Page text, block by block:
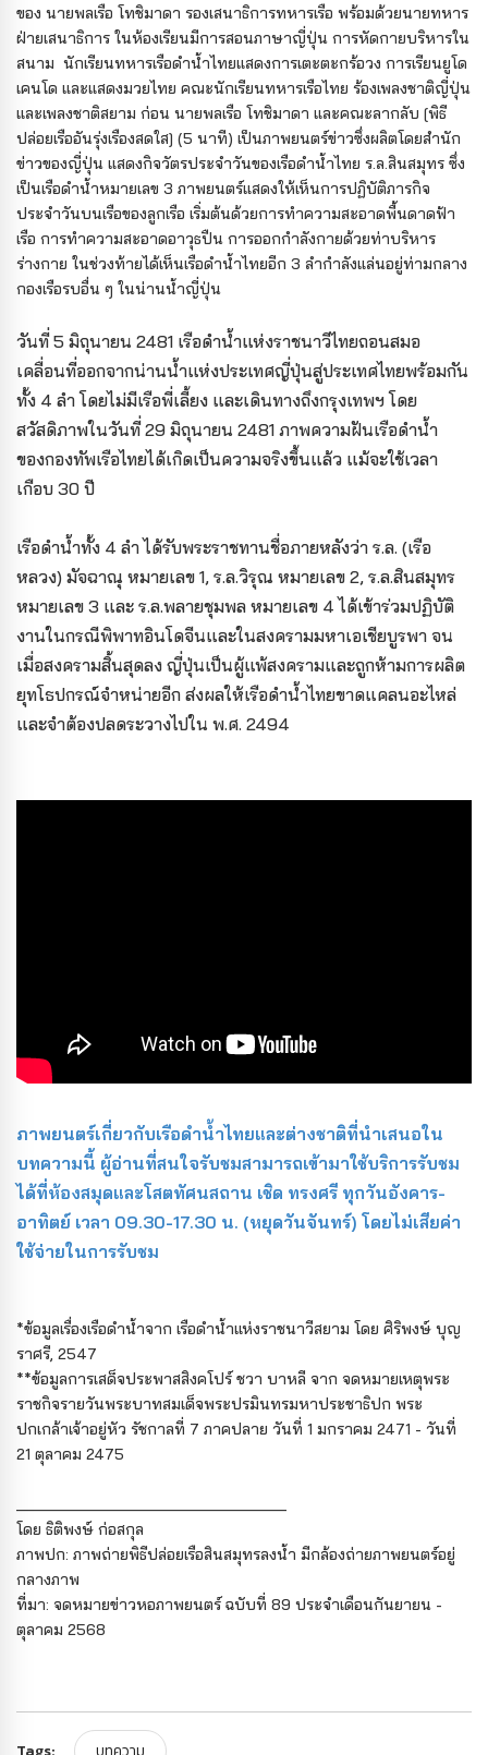
ของ นายพลเรือ โทชิมาดา รองเสนาธิการทหารเรือ พร้อมด้วยนายทหาร
ฝ่ายเสนาธิการ ในห้องเรียนมีการสอนภาษาญี่ปุ่น การหัดกายบริหารใน
สนาม นักเรียนทหารเรือดำน้ำไทยแสดงการเตะตะกร้อวง การเรียนยูโด
เคนโด และแสดงมวยไทย คณะนักเรียนทหารเรือไทย ร้องเพลงชาติญี่ปุ่น
และเพลงชาติสยาม ก่อน นายพลเรือ โทชิมาดา และคณะลากลับ [พิธี
ปล่อยเรืออันรุ่งเรืองสดใส] (5 นาที) เป็นภาพยนตร์ข่าวซึ่งผลิตโดยสำนัก
ข่าวของญี่ปุ่น แสดงกิจวัตรประจำวันของเรือดำน้ำไทย ร.ล.สินสมุทร ซึ่ง
เป็นเรือดำน้ำหมายเลข 3 ภาพยนตร์แสดงให้เห็นการปฏิบัติภารกิจ
ประจำวันบนเรือของลูกเรือ เริ่มต้นด้วยการทำความสะอาดพื้นดาดฟ้า
เรือ การทำความสะอาดอาวุธปืน การออกกำลังกายด้วยท่าบริหาร
ร่างกาย ในช่วงท้ายได้เห็นเรือดำน้ำไทยอีก 3 ลำกำลังแล่นอยู่ท่ามกลาง
กองเรือรบอื่น ๆ ในน่านน้ำญี่ปุ่น
วันที่ 5 มิถุนายน 2481 เรือดำน้ำแห่งราชนาวีไทยถอนสมอ
เคลื่อนที่ออกจากน่านน้ำแห่งประเทศญี่ปุ่นสู่ประเทศไทยพร้อมกัน
ทั้ง 4 ลำ โดยไม่มีเรือพี่เลี้ยง และเดินทางถึงกรุงเทพฯ โดย
สวัสดิภาพในวันที่ 29 มิถุนายน 2481 ภาพความฝันเรือดำน้ำ
ของกองทัพเรือไทยได้เกิดเป็นความจริงขึ้นแล้ว แม้จะใช้เวลา
เกือบ 30 ปี
เรือดำน้ำทั้ง 4 ลำ ได้รับพระราชทานชื่อภายหลังว่า ร.ล. (เรือ
หลวง) มัจฉาณุ หมายเลข 1, ร.ล.วิรุณ หมายเลข 2, ร.ล.สินสมุทร
หมายเลข 3 และ ร.ล.พลายชุมพล หมายเลข 4 ได้เข้าร่วมปฏิบัติ
งานในกรณีพิพาทอินโดจีนและในสงครามมหาเอเชียบูรพา จน
เมื่อสงครามสิ้นสุดลง ญี่ปุ่นเป็นผู้แพ้สงครามและถูกห้ามการผลิต
ยุทโธปกรณ์จำหน่ายอีก ส่งผลให้เรือดำน้ำไทยขาดแคลนอะไหล่
และจำต้องปลดระวางไปใน พ.ศ. 2494
ภาพยนตร์เกี่ยวกับเรือดำน้ำไทยและต่างชาติที่นำเสนอใน
บทความนี้ ผู้อ่านที่สนใจรับชมสามารถเข้ามาใช้บริการรับชม
ได้ที่ห้องสมุดและโสตทัศนสถาน เชิด ทรงศรี ทุกวันอังคาร-
อาทิตย์ เวลา 09.30-17.30 น. (หยุดวันจันทร์) โดยไม่เสียค่า
ใช้จ่ายในการรับชม
*ข้อมูลเรื่องเรือดำน้ำจาก เรือดำน้ำแห่งราชนาวีสยาม โดย ศิริพงษ์ บุญ
ราศรี, 2547
**ข้อมูลการเสด็จประพาสสิงคโปร์ ชวา บาหลี จาก จดหมายเหตุพระ
ราชกิจรายวันพระบาทสมเด็จพระปรมินทรมหาประชาธิปก พระ
ปกเกล้าเจ้าอยู่หัว รัชกาลที่ 7 ภาคปลาย วันที่ 1 มกราคม 2471 - วันที่
21 ตุลาคม 2475
โดย ธิติพงษ์ ก่อสกุล
ภาพปก: ภาพถ่ายพิธีปล่อยเรือสินสมุทรลงน้ำ มีกล้องถ่ายภาพยนตร์อยู่
กลางภาพ
ที่มา: จดหมายข่าวหอภาพยนตร์ ฉบับที่ 89 ประจำเดือนกันยายน -
ตุลาคม 2568